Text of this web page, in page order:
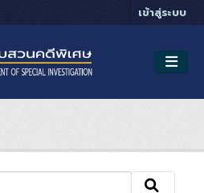
เข้าสู่ระบบ